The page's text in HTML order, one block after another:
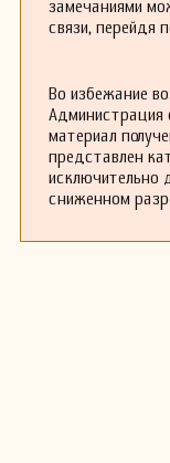
замечаниями
связи, перейдя
Во избежание
Администрация
материал
представлен
исключительно
сниженном